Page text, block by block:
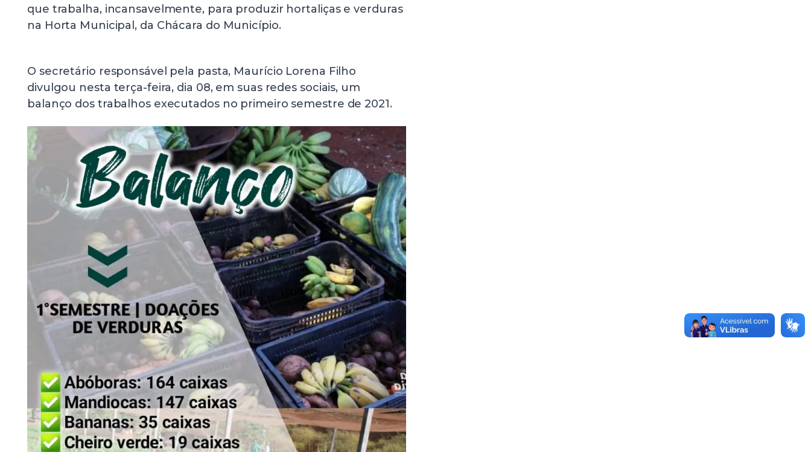
que trabalha, incansavelmente, para produzir hortaliças e verduras
na Horta Municipal, da Chácara do Município.
O secretário responsável pela pasta, Maurício Lorena Filho
divulgou nesta terça-feira, dia 08, em suas redes sociais, um
balanço dos trabalhos executados no primeiro semestre de 2021.